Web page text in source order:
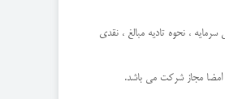
، نحوه تادیه مبالغ ، نقدی
امضا مجاز شرکت می باشد.